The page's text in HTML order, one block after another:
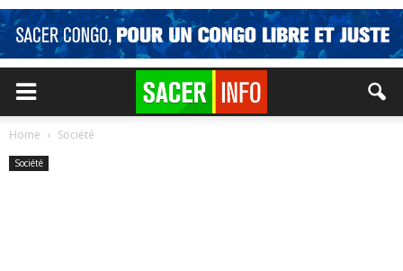
Home Société
Société